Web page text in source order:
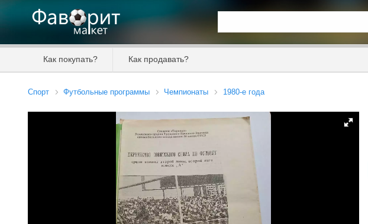
Как покупать? Как продавать?
Спорт Футбольные программы Чемпионаты 1980-е года